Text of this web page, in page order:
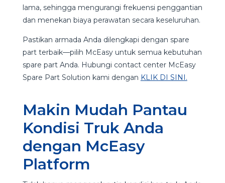
lama, sehingga mengurangi frekuensi penggantian
dan menekan biaya perawatan secara keseluruhan.
Pastikan armada Anda dilengkapi dengan spare
part terbaik—pilih McEasy untuk semua kebutuhan
spare part Anda. Hubungi contact center McEasy
Spare Part Solution kami dengan KLIK DI SINI.
Makin Mudah Pantau
Kondisi Truk Anda
dengan McEasy
Platform